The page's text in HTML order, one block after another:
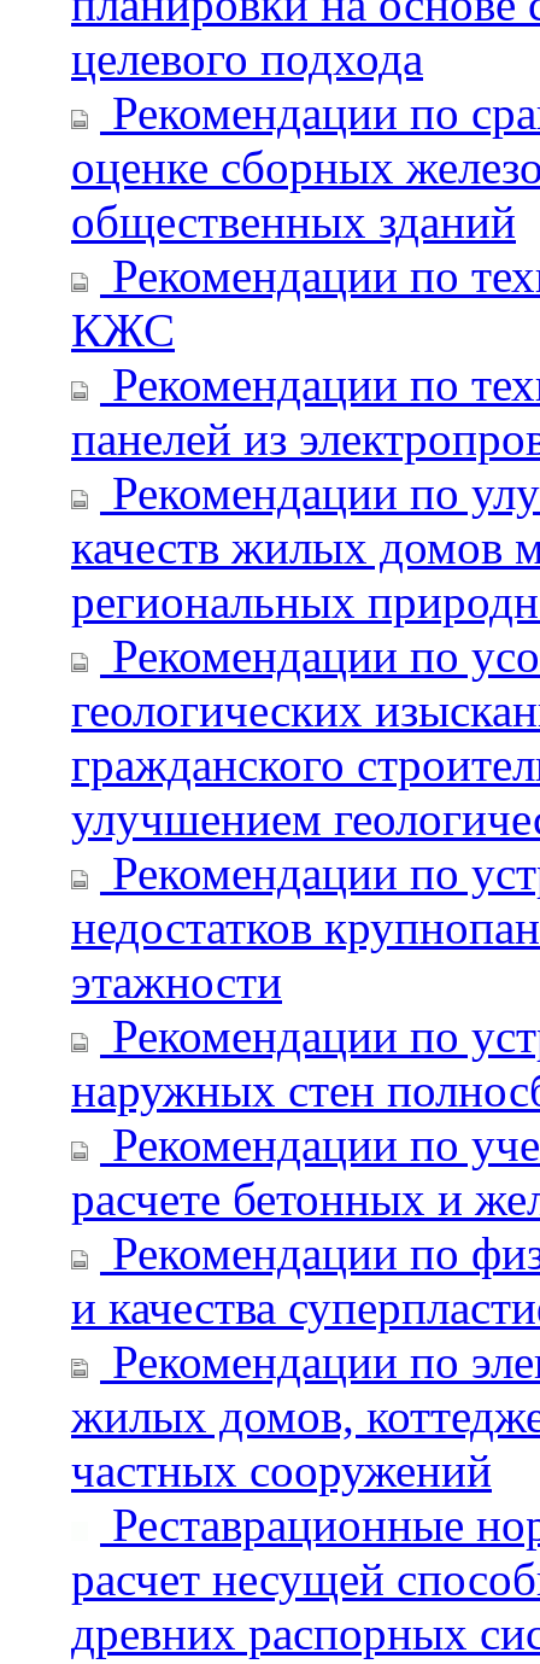
целевого подхода
Рекомендации по
оценке сборных
общественных зданий
Рекомендации по
КЖС
Рекомендации по
панелей из
Рекомендации по
качеств жилых домов
региональных
Рекомендации по
геологических
гражданского
улучшением
Рекомендации по
недостатков
этажности
Рекомендации по
наружных стен
Рекомендации по
расчете бетонных и
Рекомендации по
и качества
Рекомендации по
жилых домов,
частных сооружений
Реставрационные
расчет несущей
древних распорных